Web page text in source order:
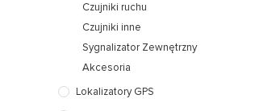
Czujniki ruchu
Czujniki inne
Sygnalizator Zewnętrzny
Akcesoria
Lokalizatory GPS